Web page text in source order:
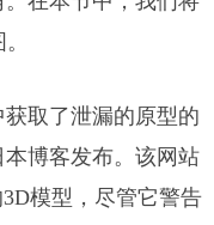
取了泄漏的原型的
博客发布。该网站
模型，尽管它警告